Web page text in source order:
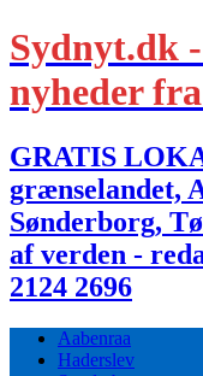
Sydnyt.dk
nyheder
GRATIS
grænselandet,
Sønderborg,
af verden -
2124 2696
Aabenraa
Haderslev